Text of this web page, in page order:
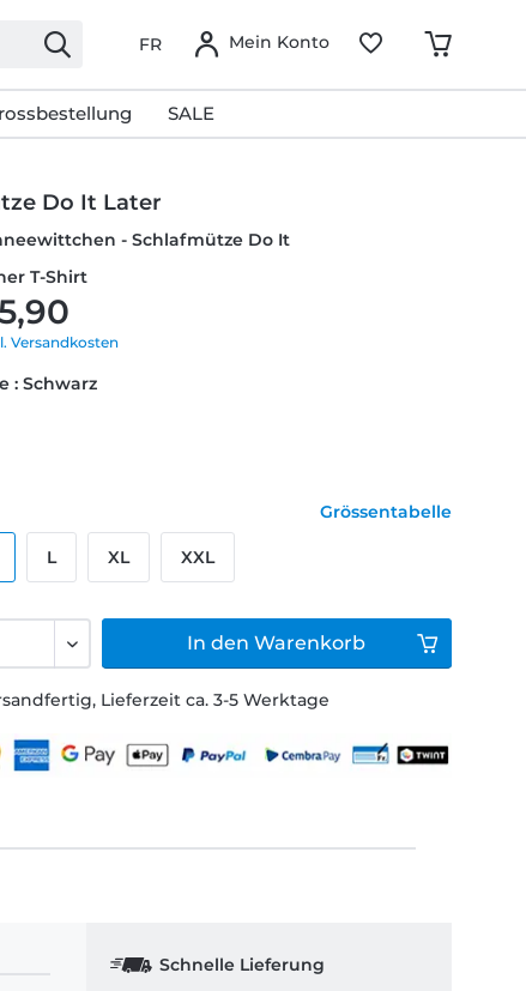
FR Mein Konto
SALE
Do It Later
- Schlafmütze Do It
T-Shirt
Versandkosten
Lieferzeit ca. 3-5 Werktage
: Schwarz
Grössentabelle
L XL XXL
In den Warenkorb
Schnelle Lieferung